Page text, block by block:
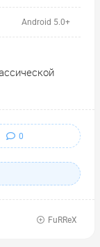
Android 5.0+
0
FuRReX